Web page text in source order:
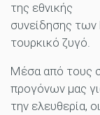
της εθνικής
συνείδησης των
τουρκικό ζυγό.
Μέσα από τους
προγόνων μας
την ελευθερία,